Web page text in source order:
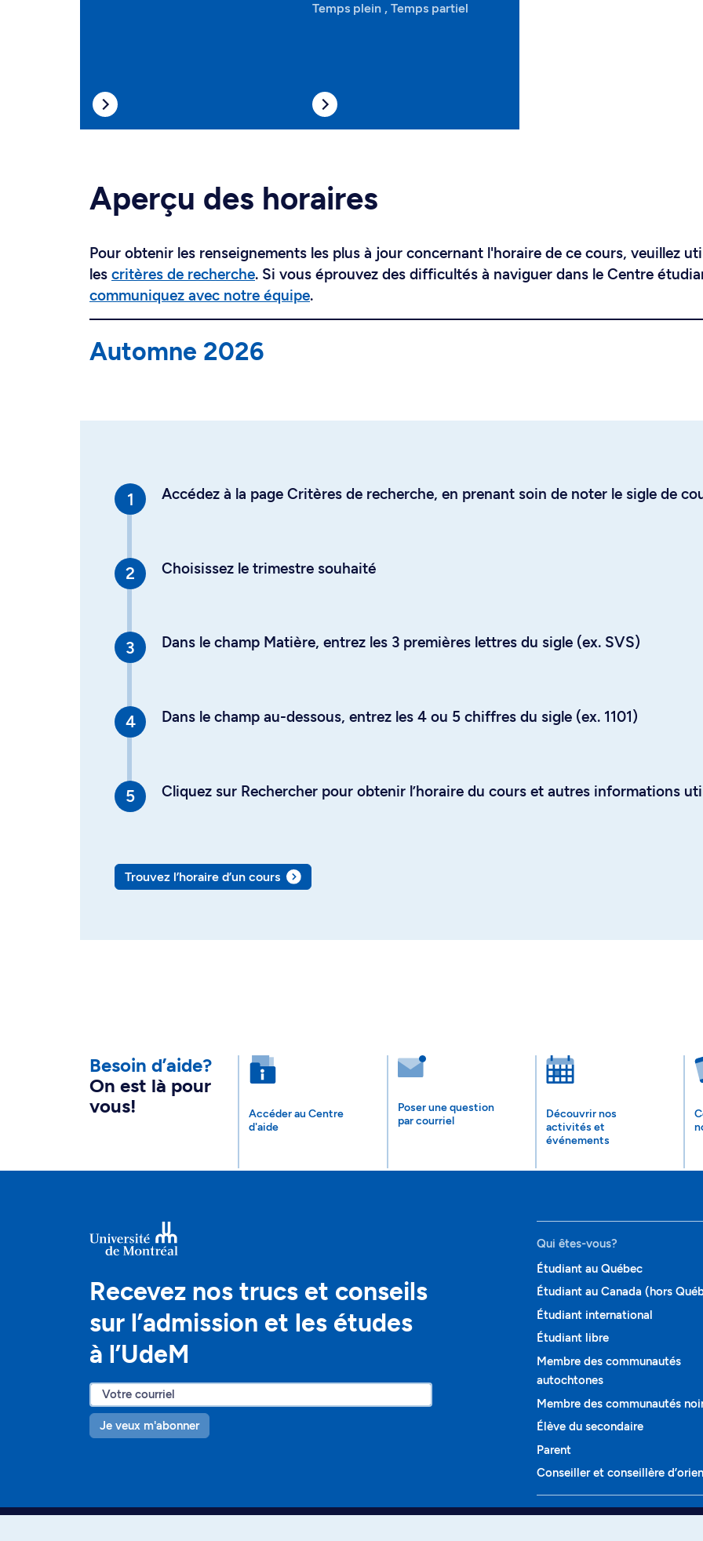
Temps plein , Temps partiel
Aperçu des horaires
Pour obtenir les renseignements les plus à jour concernant l'horaire de ce cours, veuillez
les critères de recherche. Si vous éprouvez des difficultés à naviguer dans le Centre
communiquez avec notre équipe.
Automne 2026
Accédez à la page Critères de recherche, en prenant soin de noter le sigle de
Choisissez le trimestre souhaité
Dans le champ Matière, entrez les 3 premières lettres du sigle (ex. SVS)
Dans le champ au-dessous, entrez les 4 ou 5 chiffres du sigle (ex. 1101)
Cliquez sur Rechercher pour obtenir l’horaire du cours et autres informations
Trouvez l’horaire d’un cours
Besoin d’aide?
On est là pour
vous!
Accéder au Centre
d'aide
Poser une question
par courriel
Découvrir nos
activités et
événements
Recevez nos trucs et conseils
sur l’admission et les études
à l’UdeM
Je veux m'abonner
Qui êtes-vous?
Étudiant au Québec
Étudiant au Canada (hors
Étudiant international
Étudiant libre
Membre des communautés
autochtones
Membre des communautés
Élève du secondaire
Parent
Conseiller et conseillère
Programmes et cours